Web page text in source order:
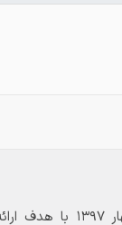
بازارگاه الکترونیکی